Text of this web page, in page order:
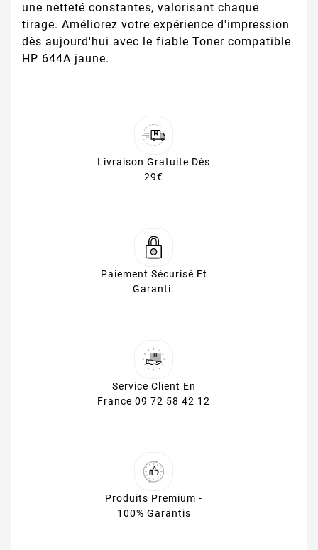
une netteté constantes, valorisant chaque
tirage. Améliorez votre expérience d'impression
dès aujourd'hui avec le fiable Toner compatible
HP 644A jaune.
Livraison Gratuite Dès
29€
Paiement Sécurisé Et
Garanti.
Service Client En
France 09 72 58 42 12
Produits Premium -
100% Garantis